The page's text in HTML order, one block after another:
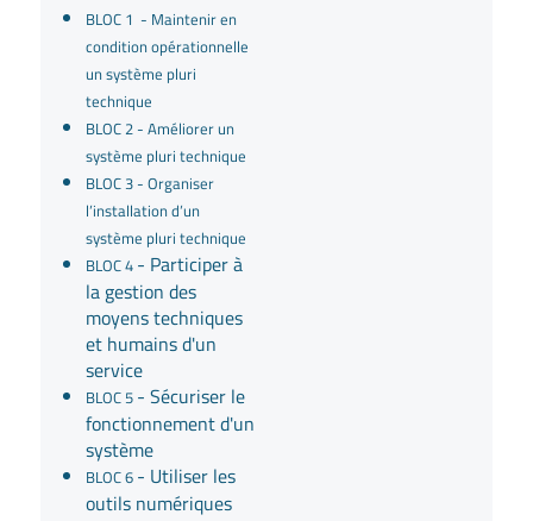
BLOC 1 - Maintenir en
condition opérationnelle
un système pluri
technique
BLOC 2 - Améliorer un
système pluri technique
BLOC 3 - Organiser
l’installation d’un
système pluri technique
BLOC 4 - Participer à
la gestion des
moyens techniques
et humains d'un
service
BLOC 5 - Sécuriser le
fonctionnement d'un
système
BLOC 6 - Utiliser les
outils numériques